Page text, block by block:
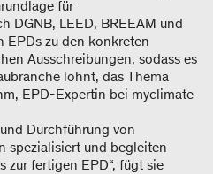
für
DGNB, LEED, BREEAM und
EPDs zu den konkreten
Ausschreibungen, sodass es
lohnt, das Thema
EPD-Expertin bei myclimate
Durchführung von
spezialisiert und begleiten
zur fertigen EPD“, fügt sie